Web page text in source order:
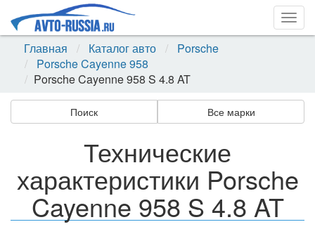
Главная
Каталог авто
Porsche
Porsche Cayenne 958
Porsche Cayenne 958 S 4.8 AT
Поиск Все марки
Технические
характеристики Porsche
Cayenne 958 S 4.8 AT